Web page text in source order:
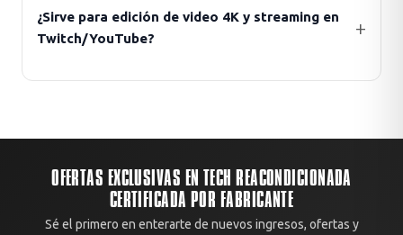
¿Sirve para edición de video 4K y streaming en
Twitch/YouTube?
OFERTAS EXCLUSIVAS EN TECH REACONDICIONADA
CERTIFICADA POR FABRICANTE
Sé el primero en enterarte de nuevos ingresos, ofertas y